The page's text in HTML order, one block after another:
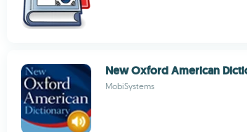
New Oxford American
MobiSystems